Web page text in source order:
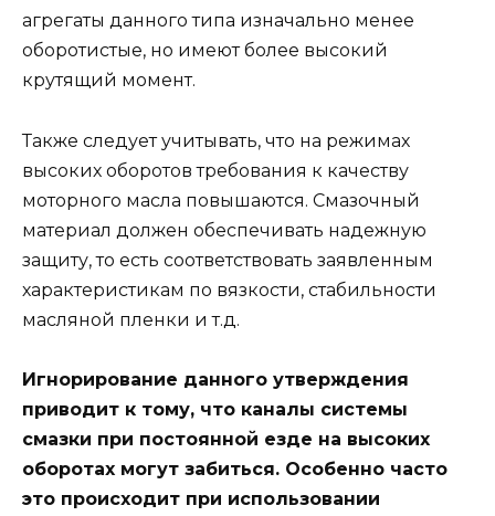
агрегаты данного типа изначально менее
оборотистые, но имеют более высокий
крутящий момент.
Также следует учитывать, что на режимах
высоких оборотов требования к качеству
моторного масла повышаются. Смазочный
материал должен обеспечивать надежную
защиту, то есть соответствовать заявленным
характеристикам по вязкости, стабильности
масляной пленки и т.д.
Игнорирование данного утверждения
приводит к тому, что каналы системы
смазки при постоянной езде на высоких
оборотах могут забиться. Особенно часто
это происходит при использовании